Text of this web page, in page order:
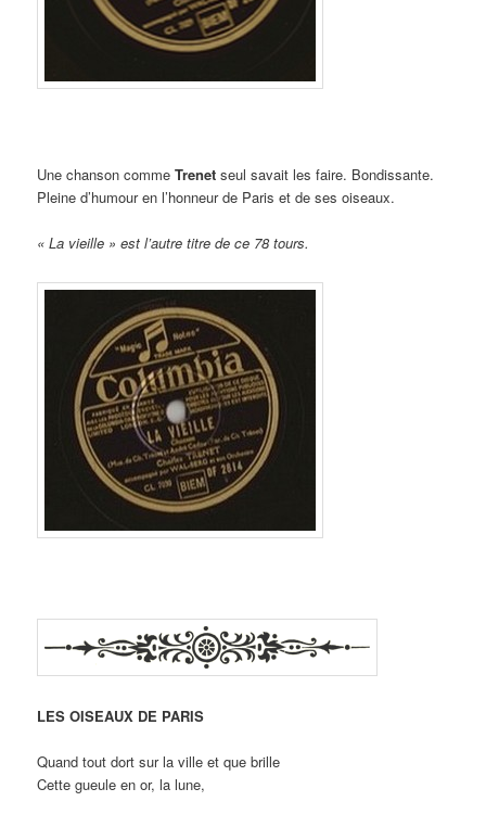
Une chanson commeTrenet seul savait les faire. Bondissante.
Pleine d’humour en l’honneur de Paris et de ses oiseaux.
« La vieille » est l’autre titre de ce 78 tours.
LES OISEAUX DE PARIS
Quand tout dort sur la ville et que brille
Cette gueule en or, la lune,